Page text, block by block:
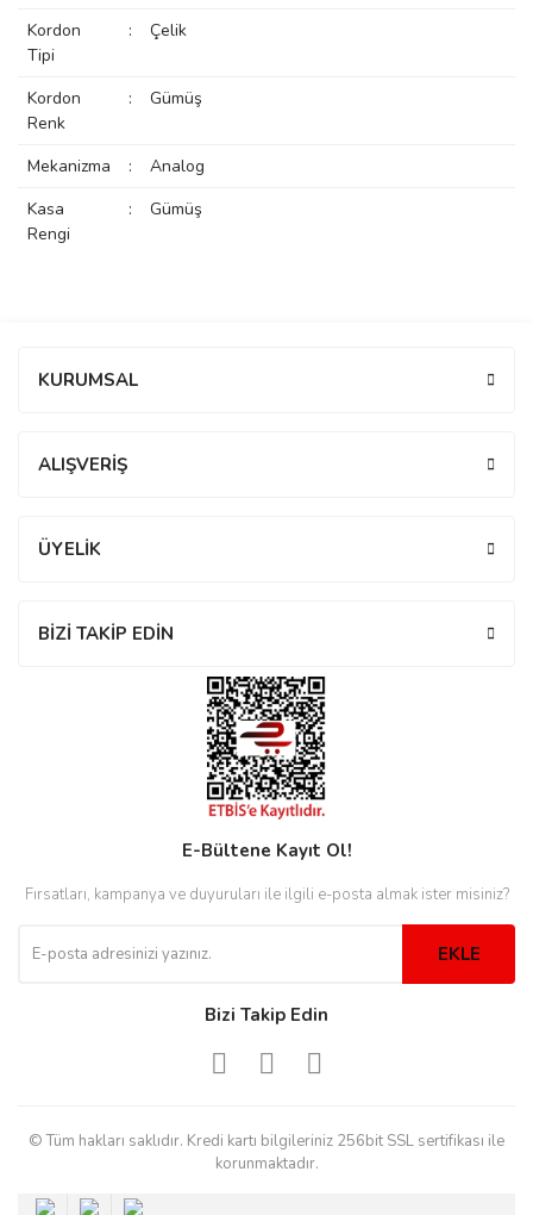
Kordon
Tipi
: Çelik
Kordon
Renk
: Gümüş
Mekanizma :
Analog
Kasa
Rengi
: Gümüş
KURUMSAL
ALIŞVERİŞ
ÜYELİK
BİZİ TAKİP EDİN
E-Bültene Kayıt Ol!
Fırsatları, kampanya ve duyuruları ile ilgili e-posta almak ister misiniz?
EKLE
Bizi Takip Edin
© Tüm hakları saklıdır. Kredi kartı bilgileriniz 256bit SSL sertifikası ile
korunmaktadır.